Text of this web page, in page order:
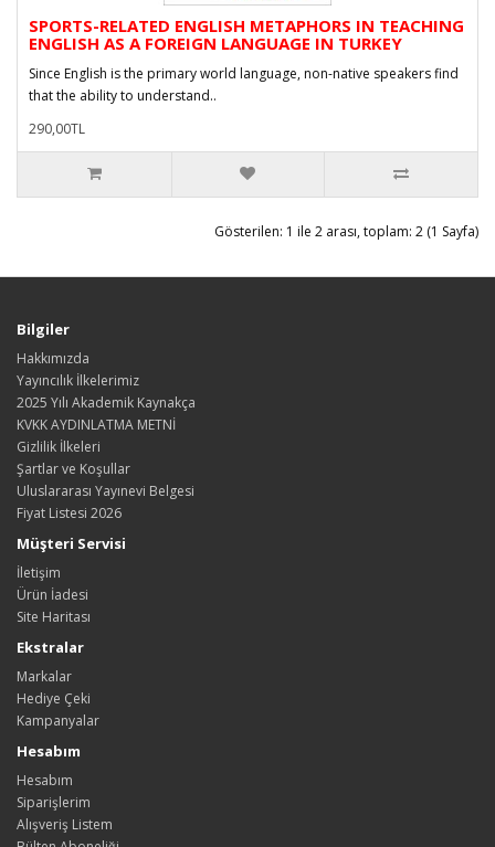
SPORTS-RELATED ENGLISH METAPHORS IN TEACHING
ENGLISH AS A FOREIGN LANGUAGE IN TURKEY
Since English is the primary world language, non-native speakers find
that the ability to understand..
290,00TL
Gösterilen: 1 ile 2 arası, toplam: 2 (1 Sayfa)
Bilgiler
Hakkımızda
Yayıncılık İlkelerimiz
2025 Yılı Akademik Kaynakça
KVKK AYDINLATMA METNİ
Gizlilik İlkeleri
Şartlar ve Koşullar
Uluslararası Yayınevi Belgesi
Fiyat Listesi 2026
Müşteri Servisi
İletişim
Ürün İadesi
Site Haritası
Ekstralar
Markalar
Hediye Çeki
Kampanyalar
Hesabım
Hesabım
Siparişlerim
Alışveriş Listem